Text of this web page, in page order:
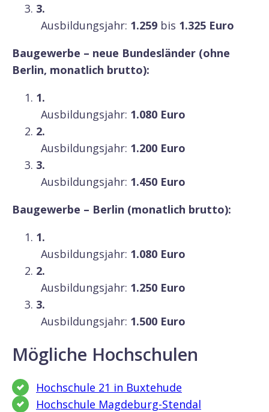
Ausbildungsjahr: 1.259 bis 1.325 Euro
Baugewerbe – neue Bundesländer (ohne
Berlin, monatlich brutto):
Ausbildungsjahr: 1.080 Euro
Ausbildungsjahr: 1.200 Euro
Ausbildungsjahr: 1.450 Euro
Baugewerbe – Berlin (monatlich brutto):
Ausbildungsjahr: 1.080 Euro
Ausbildungsjahr: 1.250 Euro
Ausbildungsjahr: 1.500 Euro
Mögliche Hochschulen
Hochschule 21 in Buxtehude
Hochschule Magdeburg-Stendal